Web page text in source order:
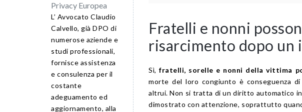
Privacy Europea
L’ Avvocato Claudio
Calvello, già DPO di
numerose aziende e
studi professionali,
fornisce assistenza
e consulenza per il
costante
adeguamento ed
aggiornamento, alla
Fratelli e nonni
risarcimento dopo un
Sì,fratelli, sorelle e nonni della vittima
morte del loro congiunto è conseguenza
altrui. Non si tratta di un diritto automatico
dimostrato con attenzione, soprattutto